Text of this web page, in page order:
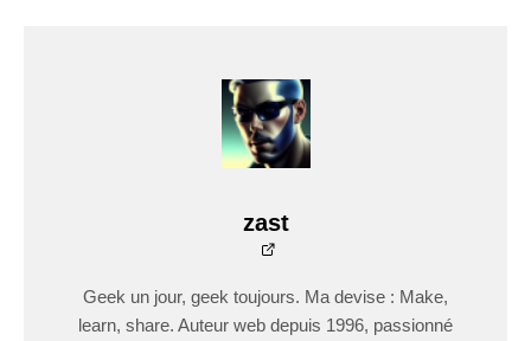
zast
Geek un jour, geek toujours. Ma devise : Make,
learn, share. Auteur web depuis 1996, passionné